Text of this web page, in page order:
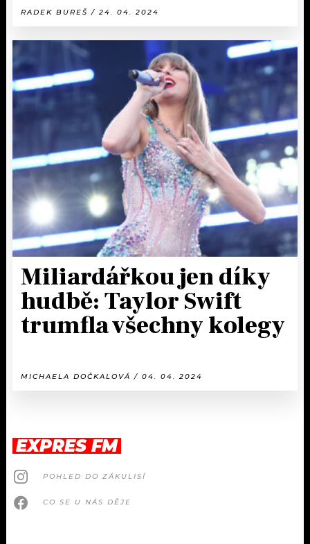
RADEK BUREŠ / 24. 04. 2024
Miliardářkou jen díky
hudbě: Taylor Swift
trumfla všechny kolegy
MICHAELA DOČKALOVÁ / 04. 04. 2024
EXPRES FM
POHLED DO ZÁKULISÍ
CO SE U NÁS DĚJE